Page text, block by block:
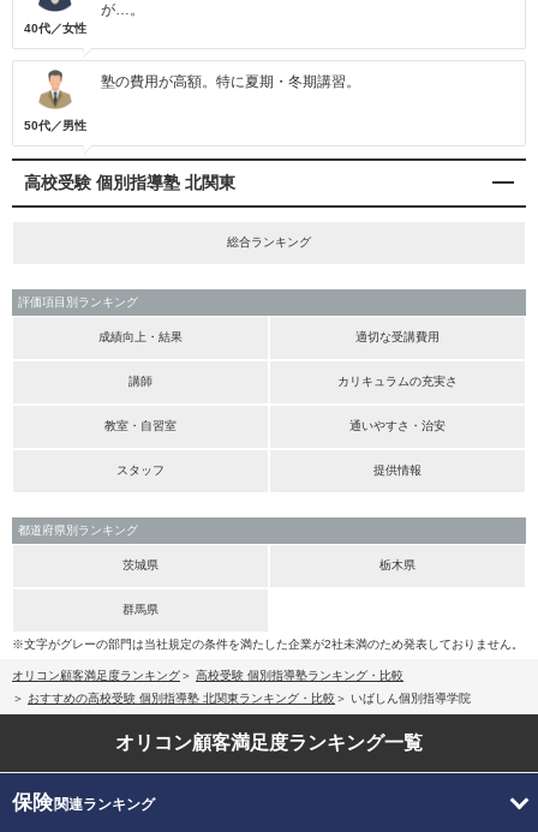
40代／女性
が…。
50代／男性
塾の費用が高額。特に夏期・冬期講習。
高校受験 個別指導塾 北関東
総合ランキング
評価項目別ランキング
成績向上・結果 適切な受講費用
講師 カリキュラムの充実さ
教室・自習室 通いやすさ・治安
スタッフ 提供情報
都道府県別ランキング
茨城県 栃木県
群馬県
※文字がグレーの部門は当社規定の条件を満たした企業が2社未満のため発表しておりません。
オリコン顧客満足度ランキング
高校受験 個別指導塾ランキング・比較
おすすめの高校受験 個別指導塾 北関東ランキング・比較
いばしん個別指導学院
オリコン顧客満足度ランキング一覧
保険関連ランキング